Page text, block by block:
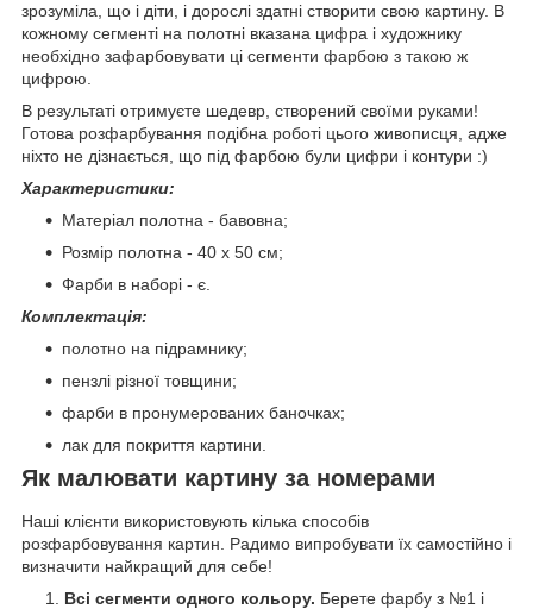
зрозуміла, що і діти, і дорослі здатні створити свою картину. В
кожному сегменті на полотні вказана цифра і художнику
необхідно зафарбовувати ці сегменти фарбою з такою ж
цифрою.
В результаті отримуєте шедевр, створений своїми руками!
Готова розфарбування подібна роботі цього живописця, адже
ніхто не дізнається, що під фарбою були цифри і контури :)
Характеристики:
Матеріал полотна - бавовна;
Розмір полотна - 40 х 50 см;
Фарби в наборі - є.
Комплектація:
полотно на підрамнику;
пензлі різної товщини;
фарби в пронумерованих баночках;
лак для покриття картини.
Як малювати картину за номерами
Наші клієнти використовують кілька способів
розфарбовування картин. Радимо випробувати їх самостійно і
визначити найкращий для себе!
Всі сегменти одного кольору. Берете фарбу з №1 і